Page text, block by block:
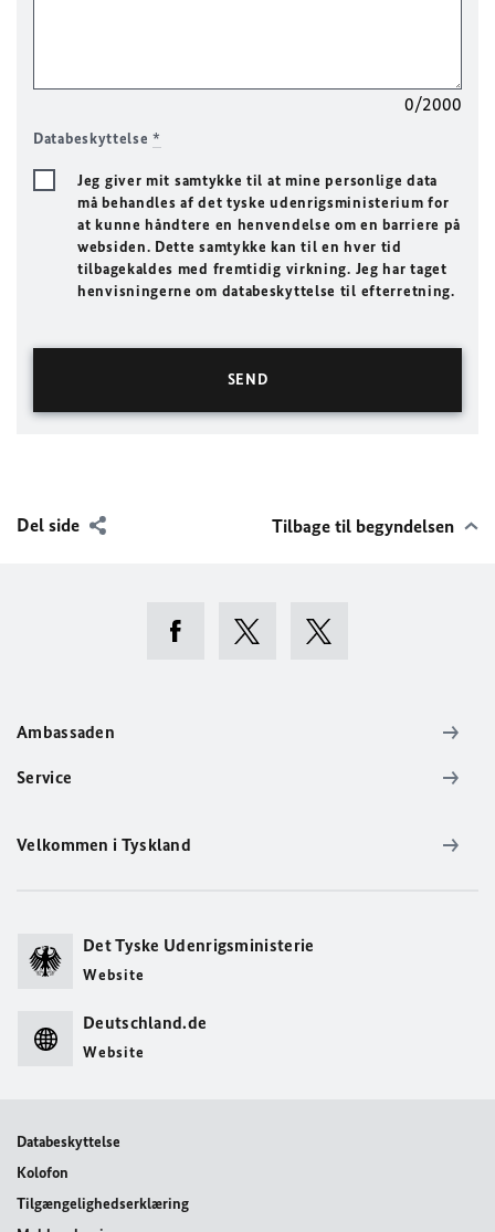
0/2000
Databeskyttelse*
Jeg giver mit samtykke til at mine personlige data
må behandles af det tyske udenrigsministerium for
at kunne håndtere en henvendelse om en barriere på
websiden. Dette samtykke kan til en hver tid
tilbagekaldes med fremtidig virkning. Jeg har taget
henvisningerne om databeskyttelse til efterretning.
Del side Tilbage til begyndelsen
Ambassaden
Service
Velkommen i Tyskland
Det Tyske Udenrigsministerie
Website
Deutschland.de
Website
Databeskyttelse
Kolofon
Tilgængelighedserklæring